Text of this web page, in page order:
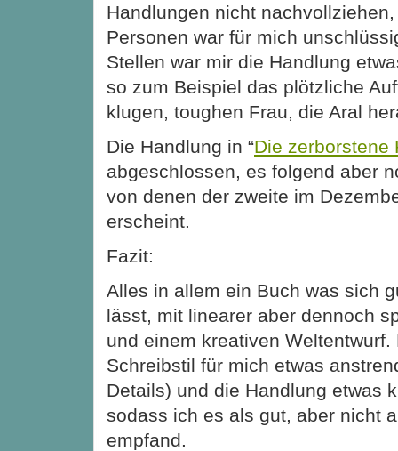
Handlungen nicht
Personen war für mich
Stellen war mir die Handlung
so zum Beispiel das plötzliche
klugen, toughen Frau, die Aral
Die Handlung in “Die zerborstene
abgeschlossen, es folgend aber
von denen der zweite im
erscheint.
Fazit:
Alles in allem ein Buch was sich
lässt, mit linearer aber dennoch
und einem kreativen Weltentwurf.
Schreibstil für mich etwas
Details) und die Handlung etwas
sodass ich es als gut, aber nicht
empfand.